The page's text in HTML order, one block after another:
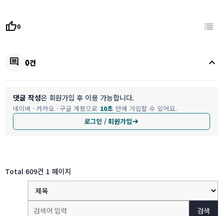
thumb_up0
comment 0건 keyboard_arrow_up
댓글 작성은 회원가입 후 이용 가능합니다.
네이버 · 카카오 · 구글 계정으로 10초 만에 가입할 수 있어요.
로그인 / 회원가입
Total 609건 1 페이지
검색